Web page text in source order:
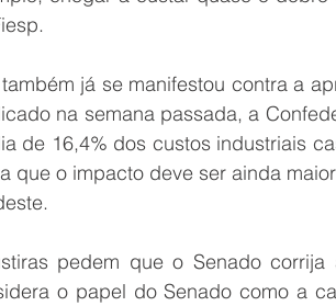
já se manifestou contra a
na semana passada, a
de 16,4% dos custos industriais
que o impacto deve ser ainda
pedem que o Senado
o papel do Senado como a